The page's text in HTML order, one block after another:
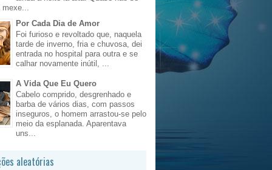
Por Cada Dia de Amor
Foi furioso e revoltado que, naquela
tarde de inverno, fria e chuvosa, dei
entrada no hospital para outra e se
calhar novamente inútil, ...
A Vida Que Eu Quero
Cabelo comprido, desgrenhado e
barba de vários dias, com passos
inseguros, o homem arrastou-se pelo
meio da esplanada. Aparentava
uns...
aleatórias